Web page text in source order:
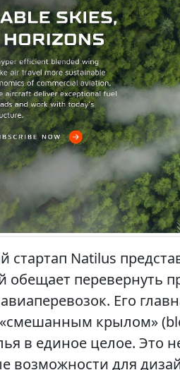
стартап Natilus
обещает перевернуть
Его
крылом»
в единое целое. Это
возможности для